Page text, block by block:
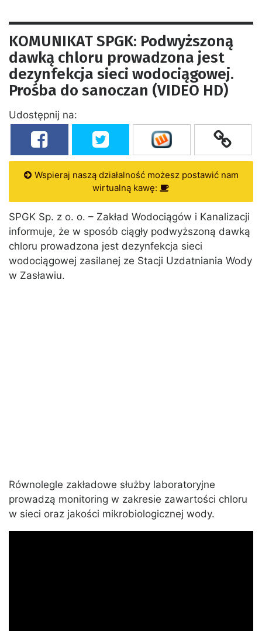
KOMUNIKAT SPGK: Podwyższoną
dawką chloru prowadzona jest
dezynfekcja sieci wodociągowej.
Prośba do sanoczan (VIDEO HD)
Udostępnij na:
Wspieraj naszą działalność możesz postawić nam
wirtualną kawę:
SPGK Sp. z o. o. – Zakład Wodociągów i Kanalizacji
informuje, że w sposób ciągły podwyższoną dawką
chloru prowadzona jest dezynfekcja sieci
wodociągowej zasilanej ze Stacji Uzdatniania Wody
w Zasławiu.
Równolegle zakładowe służby laboratoryjne
prowadzą monitoring w zakresie zawartości chloru
w sieci oraz jakości mikrobiologicznej wody.